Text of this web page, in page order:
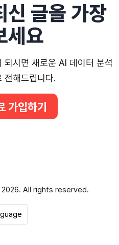
신 글을 가장
세요
시면 새로운 AI 데이터 분석
전해드립니다.
가입하기
All rights reserved.